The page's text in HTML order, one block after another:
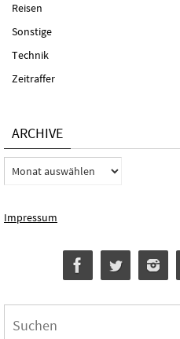
Reisen
Sonstige
Technik
Zeitraffer
ARCHIVE
Archive
Impressum